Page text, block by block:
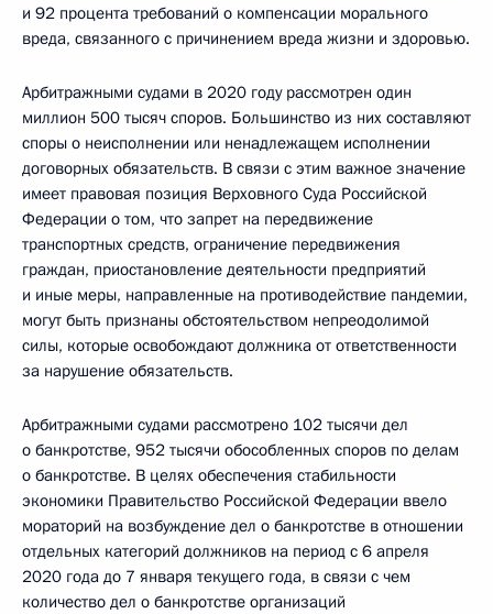
и 92 процента требований о компенсации морального
вреда, связанного с причинением вреда жизни и здоровью.
Арбитражными судами в 2020 году рассмотрен один
миллион 500 тысяч споров. Большинство из них составляют
споры о неисполнении или ненадлежащем исполнении
договорных обязательств. В связи с этим важное значение
имеет правовая позиция Верховного Суда Российской
Федерации о том, что запрет на передвижение
транспортных средств, ограничение передвижения
граждан, приостановление деятельности предприятий
и иные меры, направленные на противодействие пандемии,
могут быть признаны обстоятельством непреодолимой
силы, которые освобождают должника от ответственности
за нарушение обязательств.
Арбитражными судами рассмотрено 102 тысячи дел
о банкротстве, 952 тысячи обособленных споров по делам
о банкротстве. В целях обеспечения стабильности
экономики Правительство Российской Федерации ввело
мораторий на возбуждение дел о банкротстве в отношении
отдельных категорий должников на период с 6 апреля
2020 года до 7 января текущего года, в связи с чем
количество дел о банкротстве организаций